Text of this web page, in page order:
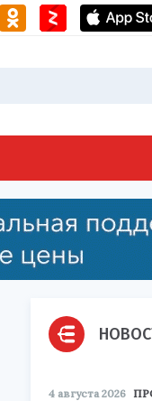
4 августа 2026